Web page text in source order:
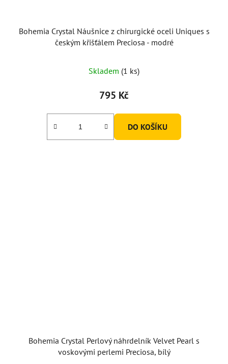
Bohemia Crystal Náušnice z chirurgické oceli Uniques s
českým křišťálem Preciosa - modré
Skladem (1 ks)
795 Kč
DO KOŠÍKU
Bohemia Crystal Perlový náhrdelník Velvet Pearl s
voskovými perlemi Preciosa, bílý